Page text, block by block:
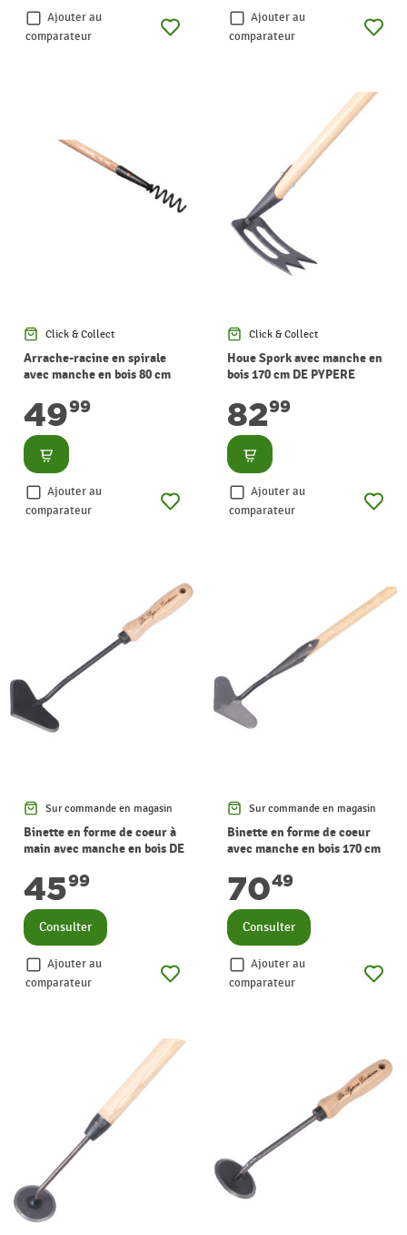
Ajouter au
comparateur
Ajouter au
comparateur
Click & Collect
Arrache-racine en spirale
avec manche en bois 80 cm
4999
Consulter
Ajouter au
comparateur
Click & Collect
Houe Spork avec manche en
bois 170 cm DE PYPERE
8299
Consulter
Ajouter au
comparateur
Sur commande en magasin
Binette en forme de coeur à
main avec manche en bois DE
4599
Consulter
Ajouter au
comparateur
Sur commande en magasin
Binette en forme de coeur
avec manche en bois 170 cm
7049
Consulter
Ajouter au
comparateur